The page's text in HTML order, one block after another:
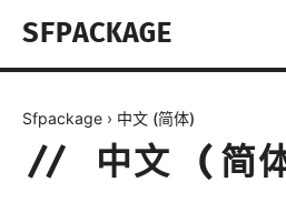
SFPACKAGE
Sfpackage › 中文 (简体)
// 中文 (简